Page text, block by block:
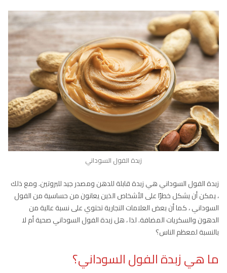
زبدة الفول السوداني
زبدة الفول السوداني هي زبدة قابلة للدهن ومصدر جيد للبروتين. ومع ذلك
، يمكن أن يشكل خطرًا على الأشخاص الذين يعانون من حساسية من الفول
السوداني ، كما أن بعض العلامات التجارية تحتوي على نسبة عالية من
الدهون والسكريات المضافة. لذا ، هل زبدة الفول السوداني صحية أم لا
بالنسبة لمعظم الناس؟
ما هي زبدة الفول السوداني؟